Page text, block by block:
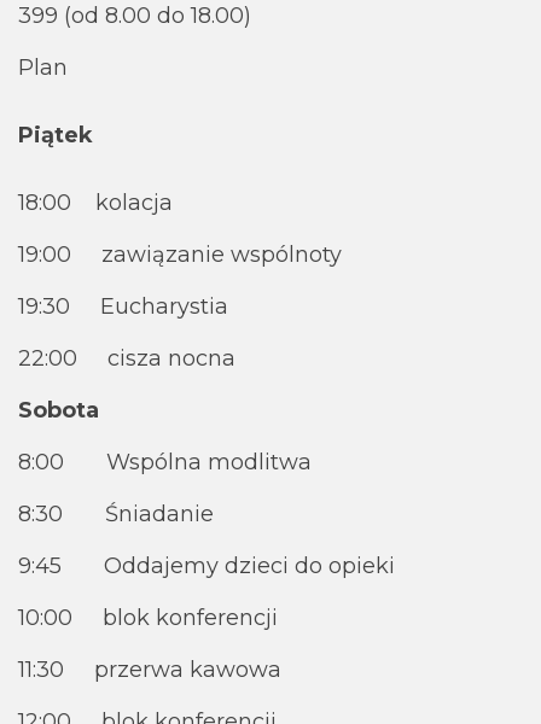
399 (od 8.00 do 18.00)
Plan
Piątek
18:00 kolacja
19:00 zawiązanie wspólnoty
19:30 Eucharystia
22:00 cisza nocna
Sobota
8:00 Wspólna modlitwa
8:30 Śniadanie
9:45 Oddajemy dzieci do opieki
10:00 blok konferencji
11:30 przerwa kawowa